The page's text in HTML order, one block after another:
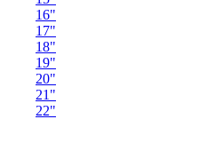
16"
17"
18"
19"
20"
21"
22"